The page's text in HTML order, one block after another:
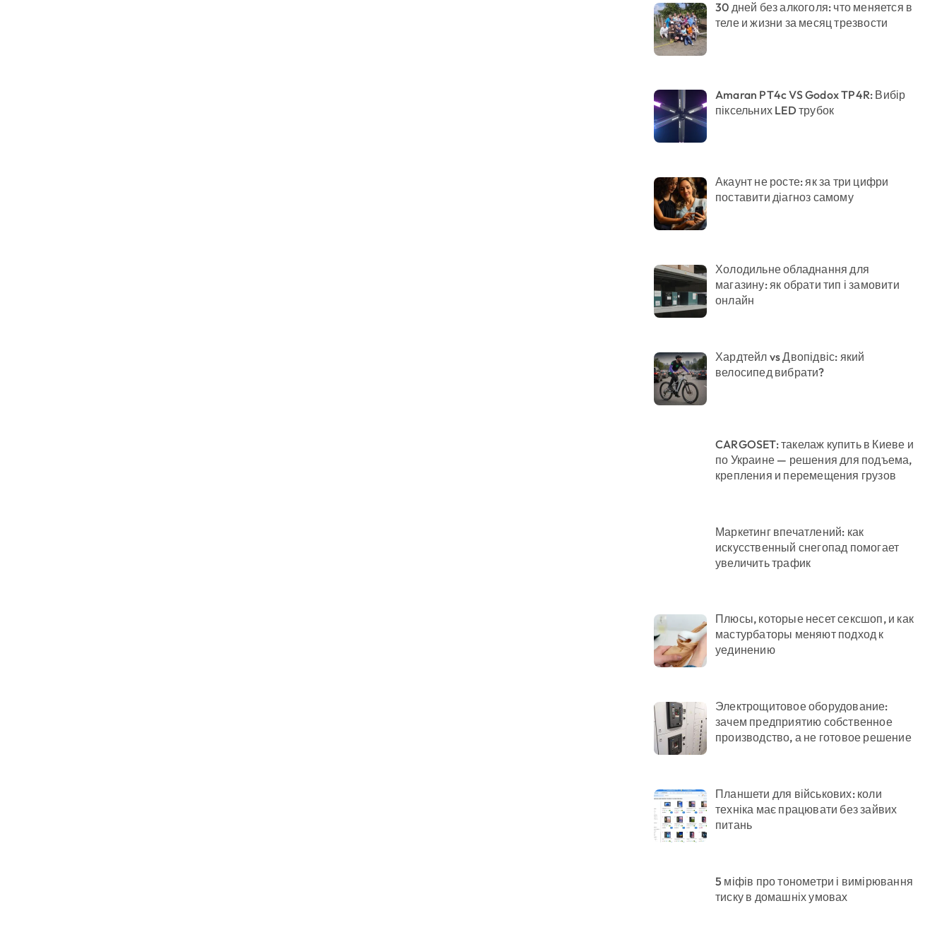
30 дней без алкоголя: что меняется в
теле и жизни за месяц трезвости
Amaran PT4c VS Godox TP4R: Вибір
піксельних LED трубок
Акаунт не росте: як за три цифри
поставити діагноз самому
Холодильне обладнання для
магазину: як обрати тип і замовити
онлайн
Хардтейл vs Двопідвіс: який
велосипед вибрати?
CARGOSET: такелаж купить в Киеве и
по Украине — решения для подъема,
крепления и перемещения грузов
Маркетинг впечатлений: как
искусственный снегопад помогает
увеличить трафик
Плюсы, которые несет сексшоп, и как
мастурбаторы меняют подход к
уединению
Электрощитовое оборудование:
зачем предприятию собственное
производство, а не готовое решение
Планшети для військових: коли
техніка має працювати без зайвих
питань
5 міфів про тонометри і вимірювання
тиску в домашніх умовах